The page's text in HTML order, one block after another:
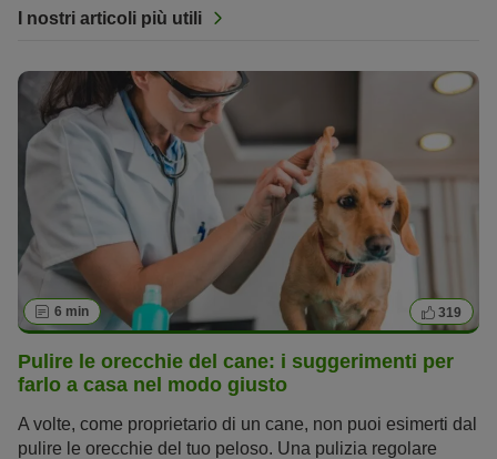
I nostri articoli più utili
6 min 319
Pulire le orecchie del cane: i suggerimenti per
farlo a casa nel modo giusto
A volte, come proprietario di un cane, non puoi esimerti dal
pulire le orecchie del tuo peloso. Una pulizia regolare